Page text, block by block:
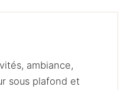
ambiance,
sous plafond et